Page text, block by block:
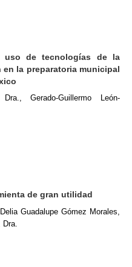
uso de tecnologías de la
la preparatoria municipal
Dra., Gerado-Guillermo León-
de gran utilidad
Guadalupe Gómez Morales,